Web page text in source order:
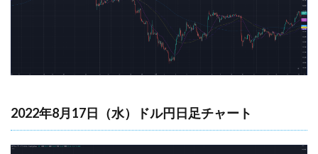
2022年8月17日（水）ドル円日足チャート